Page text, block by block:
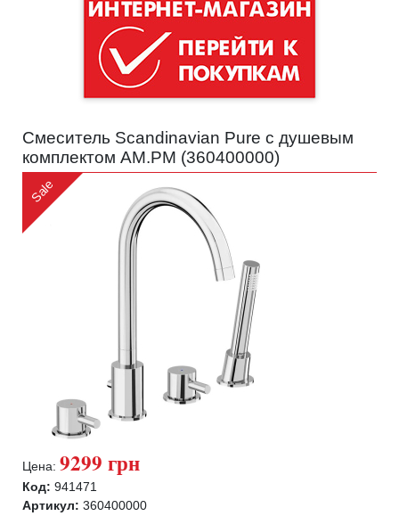
Смеситель Scandinavian Pure с душевым
комплектом AM.PM (360400000)
Sale
Цена: 9299 грн
Код: 941471
Артикул: 360400000